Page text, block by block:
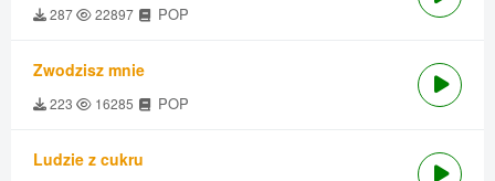
287 22897 POP
Zwodzisz mnie
223 16285 POP
Ludzie z cukru